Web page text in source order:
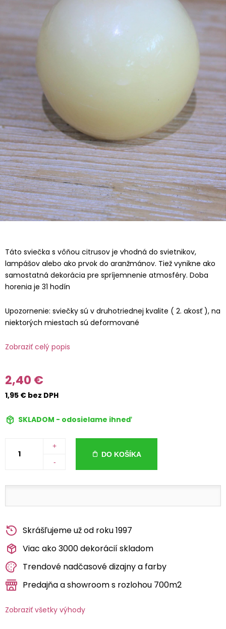
Táto sviečka s vôňou citrusov je vhodná do svietnikov,
lampášov alebo ako prvok do aranžmánov. Tiež vynikne ako
samostatná dekorácia pre spríjemnenie atmosféry. Doba
horenia je 31 hodín
Upozornenie: sviečky sú v druhotriednej kvalite ( 2. akosť ), na
niektorých miestach sú deformované
Zobraziť celý popis
2,40 €
1,95 € bez DPH
SKLADOM - odosielame ihneď
+
-
DO KOŠÍKA
Skrášľujeme už od roku 1997
Viac ako 3000 dekorácií skladom
Trendové nadčasové dizajny a farby
Predajňa a showroom s rozlohou 700m2
Zobraziť všetky výhody